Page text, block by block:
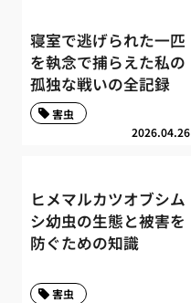
寝室で逃げられた一匹
を執念で捕らえた私の
孤独な戦いの全記録
2026.04.26
害虫
ヒメマルカツオブシム
シ幼虫の生態と被害を
防ぐための知識
害虫